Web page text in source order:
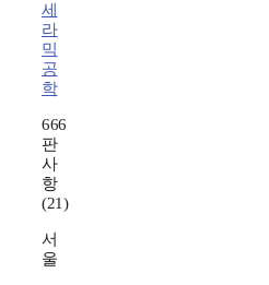
세
라
믹
공
학
666
판
사
항
(21)
서
울